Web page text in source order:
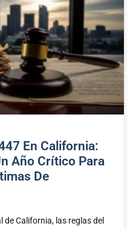
En California:
Año Crítico Para
De
de California, las reglas del